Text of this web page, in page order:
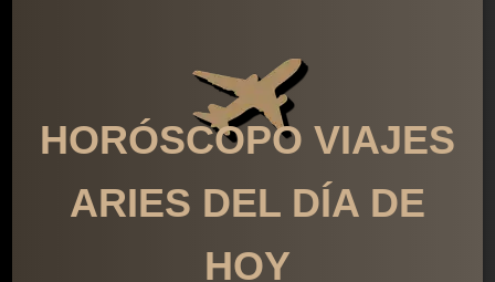
HORÓSCOPO VIAJES
ARIES DEL DÍA DE
HOY